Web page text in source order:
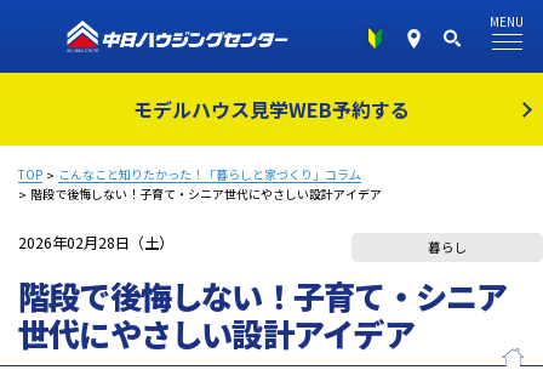
モデルハウス見学WEB予約する
MENU
TOP
こんなこと知りたかった！「暮らしと家づくり」コラム
階段で後悔しない！子育て・シニア世代にやさしい設計アイデア
2026年02月28日（土） 暮らし
階段で後悔しない！子育て・シニア
世代にやさしい設計アイデア